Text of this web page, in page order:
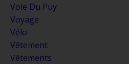
Voie Du Puy
Voyage
Vélo
Vêtement
Vêtements